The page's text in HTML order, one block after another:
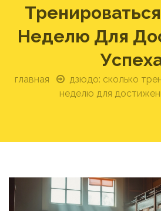
Неделю Для
главная
дзюдо: сколько
неделю для